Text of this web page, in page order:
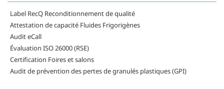
Label RecQ Reconditionnement de qualité
Attestation de capacité Fluides Frigorigènes
Audit eCall
Évaluation ISO 26000 (RSE)
Certification Foires et salons
Audit de prévention des pertes de granulés plastiques (GPI)